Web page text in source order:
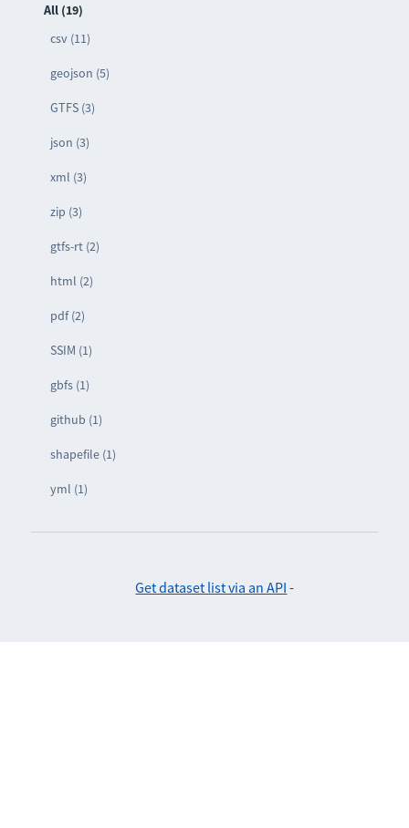
All (19)
csv (11)
geojson (5)
GTFS (3)
json (3)
xml (3)
zip (3)
gtfs-rt (2)
html (2)
pdf (2)
SSIM (1)
gbfs (1)
github (1)
shapefile (1)
yml (1)
Get dataset list via an API -